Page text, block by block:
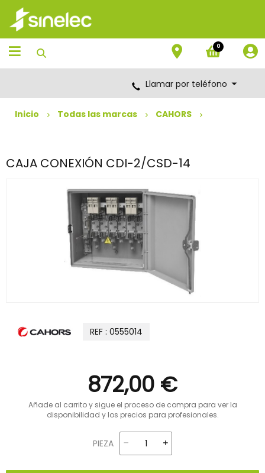
Saltar
contenido
Saltar
menú
de
navegación
0
Llamar por teléfono
Inicio Todas las marcas CAHORS
CAJA CONEXIÓN CDI-2/CSD-14
REF : 0555014
872,00 €
Añade al carrito y sigue el proceso de compra para ver la
disponibilidad y los precios para profesionales.
PIEZA